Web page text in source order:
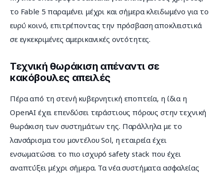
το Fable 5 παραμένει μέχρι και σήμερα κλειδωμένο για το
ευρύ κοινό, επιτρέποντας την πρόσβαση αποκλειστικά
σε εγκεκριμένες αμερικανικές οντότητες.
Τεχνική θωράκιση απέναντι σε
κακόβουλες απειλές
Πέρα από τη στενή κυβερνητική εποπτεία, η ίδια η
OpenAI έχει επενδύσει τεράστιους πόρους στην τεχνική
θωράκιση των συστημάτων της. Παράλληλα με το
λανσάρισμα του μοντέλου Sol, η εταιρεία έχει
ενσωματώσει το πιο ισχυρό safety stack που έχει
αναπτύξει μέχρι σήμερα. Τα νέα συστήματα ασφαλείας